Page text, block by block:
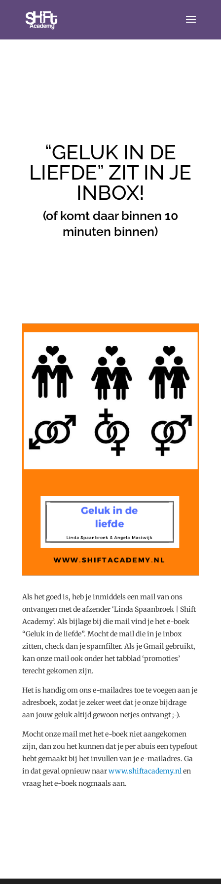
“GELUK IN DE
LIEFDE” ZIT IN JE
INBOX!
(of komt daar binnen 10
minuten binnen)
Als het goed is, heb je inmiddels een mail van ons
ontvangen met de afzender ‘Linda Spaanbroek | Shift
Academy’. Als bijlage bij die mail vind je het e-boek
“Geluk in de liefde”. Mocht de mail die in je inbox
zitten, check dan je spamfilter. Als je Gmail gebruikt,
kan onze mail ook onder het tabblad ‘promoties’
terecht gekomen zijn.
Het is handig om ons e-mailadres toe te voegen aan je
adresboek, zodat je zeker weet dat je onze bijdrage
aan jouw geluk altijd gewoon netjes ontvangt ;-).
Mocht onze mail met het e-boek niet aangekomen
zijn, dan zou het kunnen dat je per abuis een typefout
hebt gemaakt bij het invullen van je e-mailadres. Ga
in dat geval opnieuw naarwww.shiftacademy.nlen
vraag het e-boek nogmaals aan.